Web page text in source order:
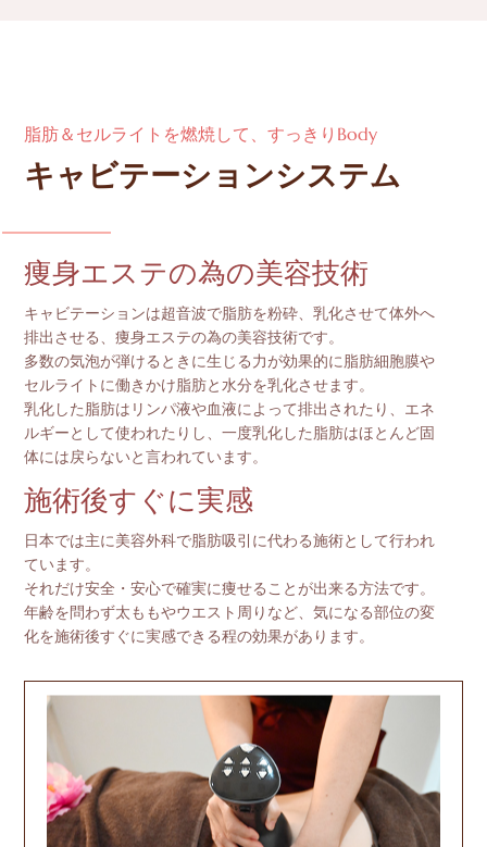
脂肪＆セルライトを燃焼して、すっきりBody
キャビテーションシステム
痩身エステの為の美容技術
キャビテーションは超音波で脂肪を粉砕、乳化させて体外へ
排出させる、痩身エステの為の美容技術です。
多数の気泡が弾けるときに生じる力が効果的に脂肪細胞膜や
セルライトに働きかけ脂肪と水分を乳化させます。
乳化した脂肪はリンパ液や血液によって排出されたり、エネ
ルギーとして使われたりし、一度乳化した脂肪はほとんど固
体には戻らないと言われています。
施術後すぐに実感
日本では主に美容外科で脂肪吸引に代わる施術として行われ
ています。
それだけ安全・安心で確実に痩せることが出来る方法です。
年齢を問わず太ももやウエスト周りなど、気になる部位の変
化を施術後すぐに実感できる程の効果があります。